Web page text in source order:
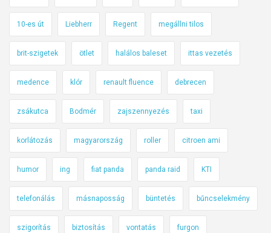
10-es út Liebherr Regent megállni tilos
brit-szigetek ötlet halálos baleset ittas vezetés
medence klór renault fluence debrecen
zsákutca Bodmér zajszennyezés taxi
korlátozás magyarország roller citroen ami
humor ing fiat panda panda raid KTI
telefonálás másnaposság büntetés bűncselekmény
szigorítás biztosítás vontatás furgon